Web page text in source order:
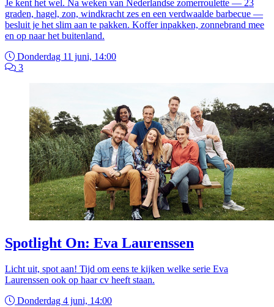
Je kent het wel. Na weken van Nederlandse zomerroulette — 23
graden, hagel, zon, windkracht zes en een verdwaalde barbecue —
besluit je het slim aan te pakken. Koffer inpakken, zonnebrand mee
en op naar het buitenland.
Donderdag 11 juni, 14:00
3
Spotlight On: Eva Laurenssen
Licht uit, spot aan! Tijd om eens te kijken welke serie Eva
Laurenssen ook op haar cv heeft staan.
Donderdag 4 juni, 14:00